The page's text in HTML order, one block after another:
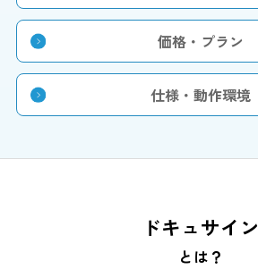
価格・プラン
仕様・動作環境
ドキュサイン
とは？